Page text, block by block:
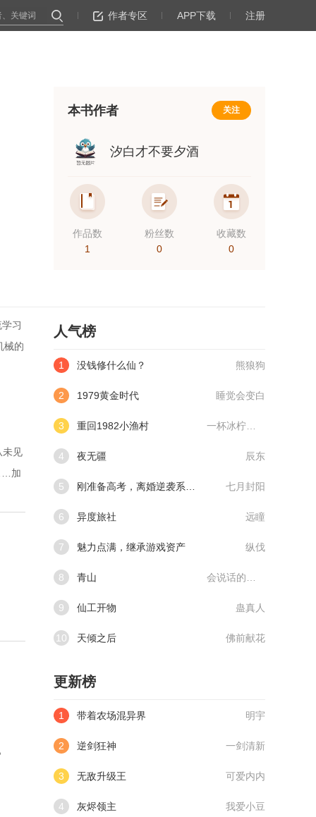
作者专区 APP下载 注册
本书作者 关注
汐白才不要夕酒
作品数
1
粉丝数
0
收藏数
0
习
械的
未见
加
人气榜
1 没钱修什么仙？ 熊狼狗
2 1979黄金时代 睡觉会变白
3 重回1982小渔村
4 夜无疆 辰东
5 七月封阳
6 异度旅社 远瞳
7 魅力点满，继承游戏资产 纵伐
8 青山
9 仙工开物 蛊真人
10 天倾之后 佛前献花
更新榜
1 带着农场混异界 明宇
2 逆剑狂神 一剑清新
3 无敌升级王 可爱内内
4 灰烬领主 我爱小豆